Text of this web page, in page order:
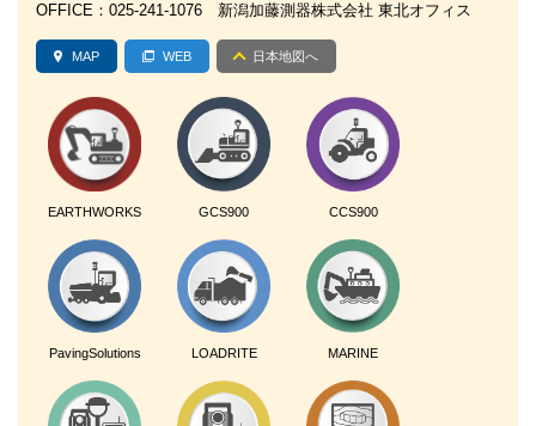
OFFICE：025-241-1076 新潟加藤測器株式会社 東北オフィス
MAP WEB 日本地図へ
EARTHWORKS GCS900 CCS900
PavingSolutions LOADRITE MARINE